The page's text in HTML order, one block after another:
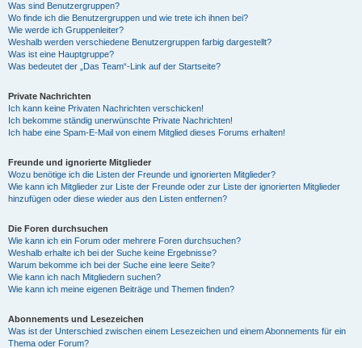
Was sind Benutzergruppen?
Wo finde ich die Benutzergruppen und wie trete ich ihnen bei?
Wie werde ich Gruppenleiter?
Weshalb werden verschiedene Benutzergruppen farbig dargestellt?
Was ist eine Hauptgruppe?
Was bedeutet der „Das Team“-Link auf der Startseite?
Private Nachrichten
Ich kann keine Privaten Nachrichten verschicken!
Ich bekomme ständig unerwünschte Private Nachrichten!
Ich habe eine Spam-E-Mail von einem Mitglied dieses Forums erhalten!
Freunde und ignorierte Mitglieder
Wozu benötige ich die Listen der Freunde und ignorierten Mitglieder?
Wie kann ich Mitglieder zur Liste der Freunde oder zur Liste der ignorierten Mitglieder
hinzufügen oder diese wieder aus den Listen entfernen?
Die Foren durchsuchen
Wie kann ich ein Forum oder mehrere Foren durchsuchen?
Weshalb erhalte ich bei der Suche keine Ergebnisse?
Warum bekomme ich bei der Suche eine leere Seite?
Wie kann ich nach Mitgliedern suchen?
Wie kann ich meine eigenen Beiträge und Themen finden?
Abonnements und Lesezeichen
Was ist der Unterschied zwischen einem Lesezeichen und einem Abonnements für ein
Thema oder Forum?